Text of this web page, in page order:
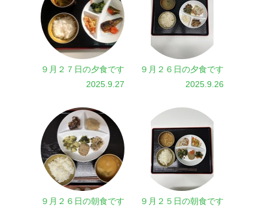
９月２７日の夕食です
2025.9.27
９月２６日の夕食です
2025.9.26
９月２６日の朝食です
９月２５日の朝食です